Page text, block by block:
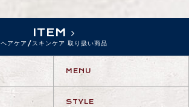
ITEM
ヘアケア/スキンケア 取り扱い商品
MENU
STYLE